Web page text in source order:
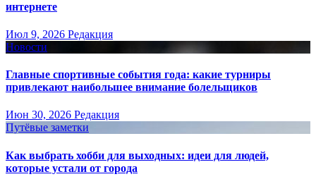
интернете
Июл 9, 2026 Редакция
Новости
Главные спортивные события года: какие турниры
привлекают наибольшее внимание болельщиков
Июн 30, 2026 Редакция
Путёвые заметки
Как выбрать хобби для выходных: идеи для людей,
которые устали от города